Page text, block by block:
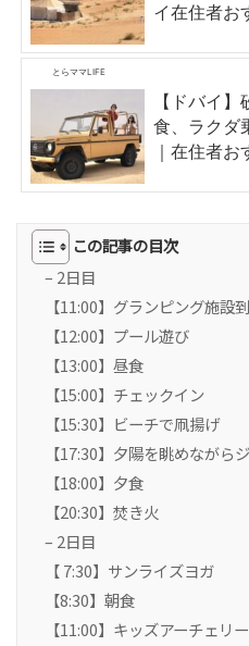
イ在住者お
とらママLIFE
【ドバイ
食、ラクダ
｜在住者お
この記事の目次
– 2日目
【11:00】グランピング施設
【12:00】プール遊び
【13:00】昼食
【15:00】チェックイン
【15:30】ビーチで凧揚げ
【17:30】夕陽を眺めながら
【18:00】夕食
【20:30】焚き火
– 2日目
【 7:30】サンライズヨガ
【8:30】朝食
【11:00】キッズアーチェリー